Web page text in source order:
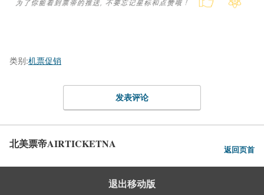
类别:机票促销
发表评论
北美票帝AIRTICKETNA 返回页首
退出移动版